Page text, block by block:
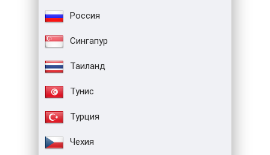
Россия
Сингапур
Таиланд
Тунис
Турция
Чехия